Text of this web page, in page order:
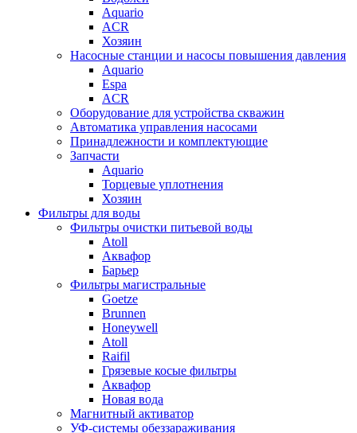
Aquario
ACR
Хозяин
Насосные станции и насосы повышения давления
Aquario
Espa
ACR
Оборудование для устройства скважин
Автоматика управления насосами
Принадлежности и комплектующие
Запчасти
Aquario
Торцевые уплотнения
Хозяин
Фильтры для воды
Фильтры очистки питьевой воды
Atoll
Аквафор
Барьер
Фильтры магистральные
Goetze
Brunnen
Honeywell
Atoll
Raifil
Грязевые косые фильтры
Аквафор
Новая вода
Магнитный активатор
УФ-системы обеззараживания